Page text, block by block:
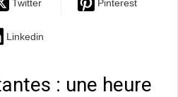
Twitter Pinterest
Linkedin
: une heure